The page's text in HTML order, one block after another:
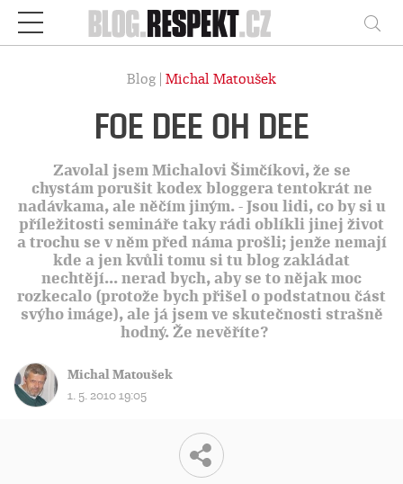
Respekt
Blog | Michal Matoušek
FOE DEE OH DEE
Zavolal jsem Michalovi Šimčíkovi, že se
chystám porušit kodex bloggera tentokrát ne
nadávkama, ale něčím jiným. - Jsou lidi, co by si u
příležitosti semináře taky rádi oblíkli jinej život
a trochu se v něm před náma prošli; jenže nemají
kde a jen kvůli tomu si tu blog zakládat
nechtějí... nerad bych, aby se to nějak moc
rozkecalo (protože bych přišel o podstatnou část
svýho imáge), ale já jsem ve skutečnosti strašně
hodný. Že nevěříte?
Michal Matoušek
1. 5. 2010 19:05